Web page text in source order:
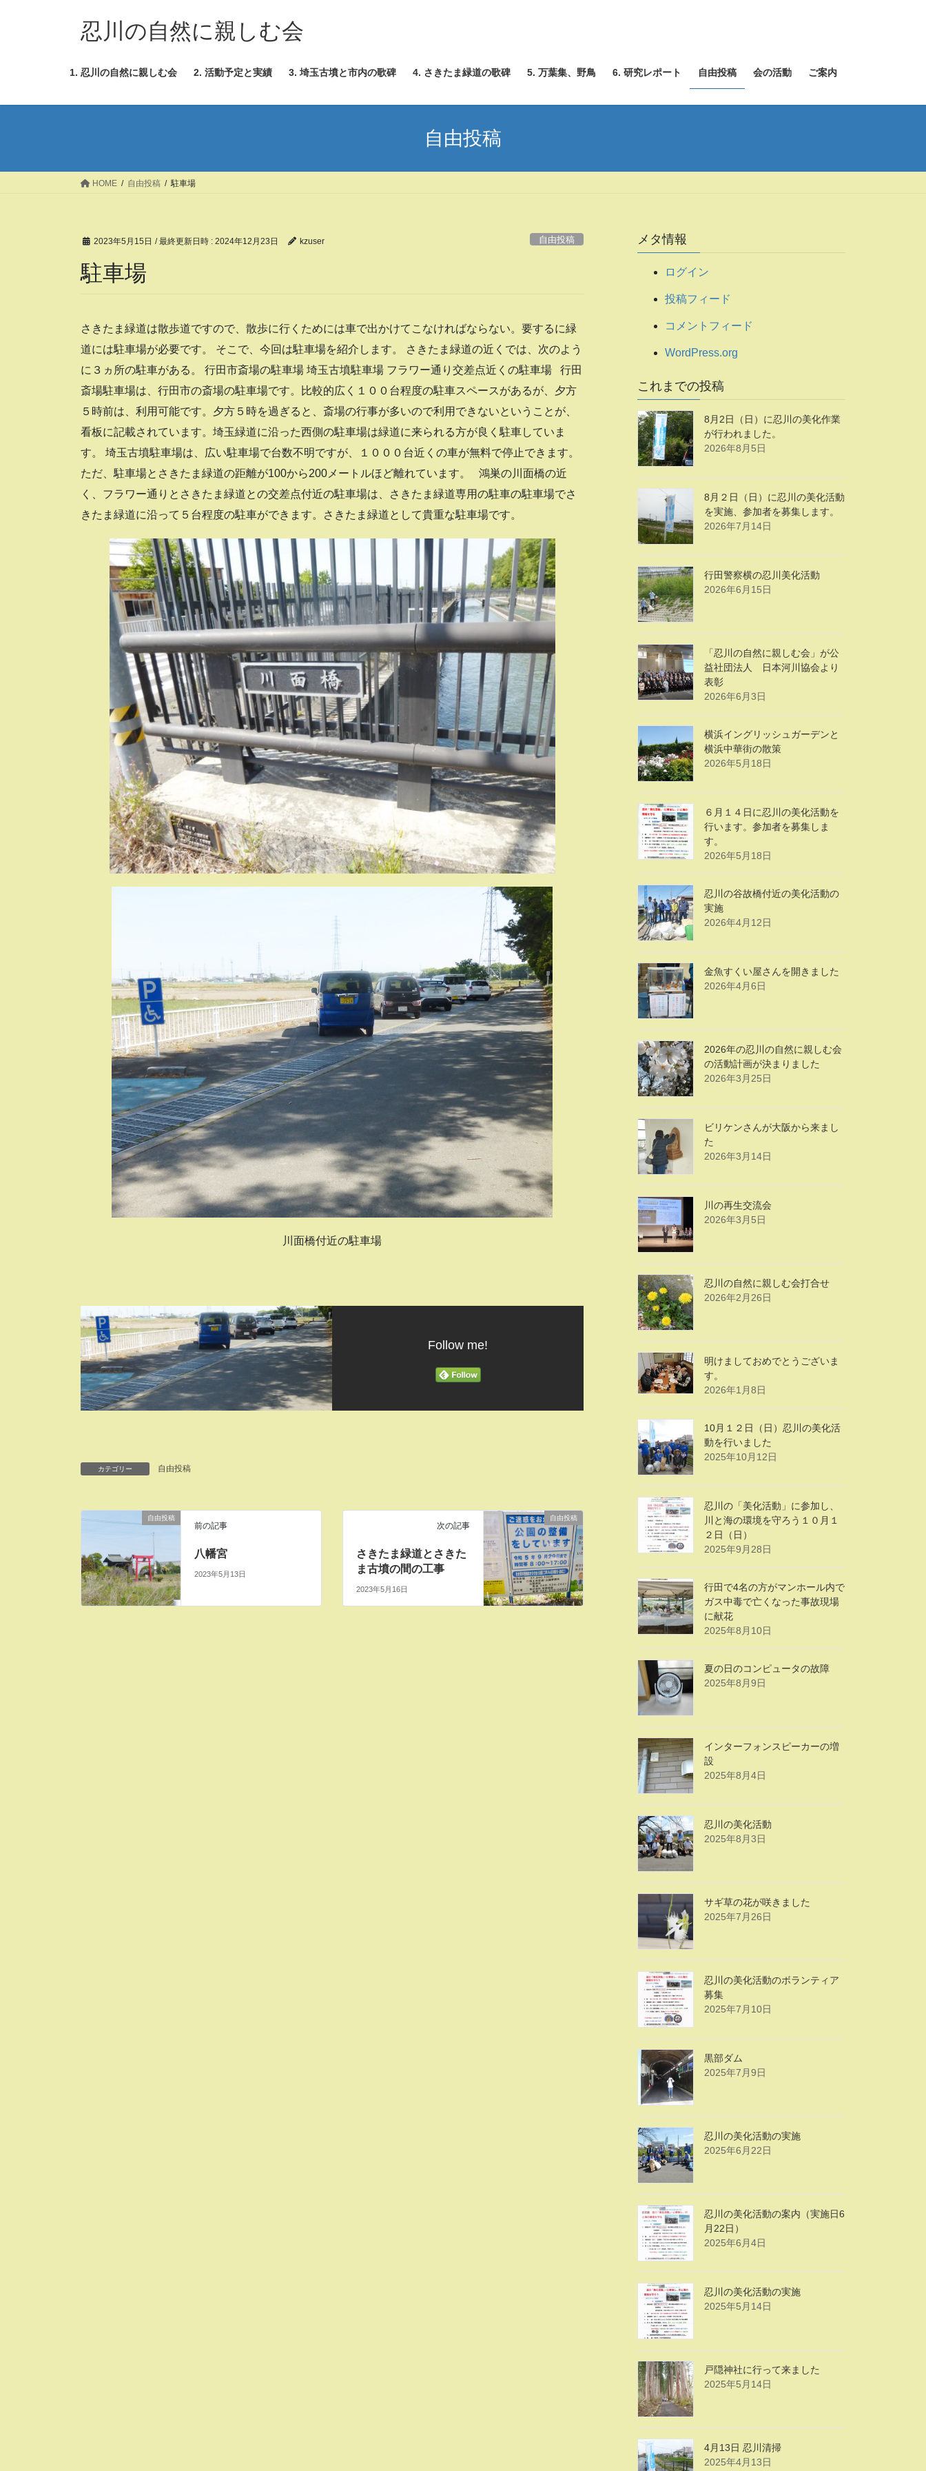
ス
ン
忍川の自然に親しむ会
1. 忍川の自然に親しむ会 2. 活動予定と実績 3. 埼玉古墳と市内の歌碑 4. さきたま緑道の歌碑 5. 万葉集、野鳥 6. 研究レポート 自由投稿 会の活動 ご案内
自由投稿
HOME 自由投稿 駐車場
2023年5月15日 / 最終更新日時 : 2024年12月23日 kzuser 自由投稿
駐車場
さきたま緑道は散歩道ですので、散歩に行くためには車で出かけてこなければならない。要するに緑
道には駐車場が必要です。 そこで、今回は駐車場を紹介します。 さきたま緑道の近くでは、次のよう
に３ヵ所の駐車がある。 行田市斎場の駐車場 埼玉古墳駐車場 フラワー通り交差点近くの駐車場 行田
斎場駐車場は、行田市の斎場の駐車場です。比較的広く１００台程度の駐車スペースがあるが、夕方
５時前は、利用可能です。夕方５時を過ぎると、斎場の行事が多いので利用できないということが、
看板に記載されています。埼玉緑道に沿った西側の駐車場は緑道に来られる方が良く駐車していま
す。 埼玉古墳駐車場は、広い駐車場で台数不明ですが、１０００台近くの車が無料で停止できます。
ただ、駐車場とさきたま緑道の距離が100から200メートルほど離れています。 鴻巣の川面橋の近
く、フラワー通りとさきたま緑道との交差点付近の駐車場は、さきたま緑道専用の駐車の駐車場でさ
きたま緑道に沿って５台程度の駐車ができます。さきたま緑道として貴重な駐車場です。
川面橋付近の駐車場
Follow me!
カテゴリー 自由投稿
自由投稿
前の記事
八幡宮
2023年5月13日
自由投稿
次の記事
さきたま緑道とさきた
ま古墳の間の工事
2023年5月16日
メタ情報
ログイン
投稿フィード
コメントフィード
WordPress.org
これまでの投稿
8月2日（日）に忍川の美化作業
が行われました。
2026年8月5日
8月２日（日）に忍川の美化活動
を実施、参加者を募集します。
2026年7月14日
行田警察横の忍川美化活動
2026年6月15日
「忍川の自然に親しむ会」が公
益社団法人 日本河川協会より
表彰
2026年6月3日
横浜イングリッシュガーデンと
横浜中華街の散策
2026年5月18日
６月１４日に忍川の美化活動を
行います。参加者を募集しま
す。
2026年5月18日
忍川の谷故橋付近の美化活動の
実施
2026年4月12日
金魚すくい屋さんを開きました
2026年4月6日
2026年の忍川の自然に親しむ会
の活動計画が決まりました
2026年3月25日
ビリケンさんが大阪から来まし
た
2026年3月14日
川の再生交流会
2026年3月5日
忍川の自然に親しむ会打合せ
2026年2月26日
明けましておめでとうございま
す。
2026年1月8日
10月１２日（日）忍川の美化活
動を行いました
2025年10月12日
忍川の「美化活動」に参加し、
川と海の環境を守ろう１０月１
２日（日）
2025年9月28日
行田で4名の方がマンホール内で
ガス中毒で亡くなった事故現場
に献花
2025年8月10日
夏の日のコンピュータの故障
2025年8月9日
インターフォンスピーカーの増
設
2025年8月4日
忍川の美化活動
2025年8月3日
サギ草の花が咲きました
2025年7月26日
忍川の美化活動のボランティア
募集
2025年7月10日
黒部ダム
2025年7月9日
忍川の美化活動の実施
2025年6月22日
忍川の美化活動の案内（実施日6
月22日）
2025年6月4日
忍川の美化活動の実施
2025年5月14日
戸隠神社に行って来ました
2025年5月14日
4月13日 忍川清掃
2025年4月13日